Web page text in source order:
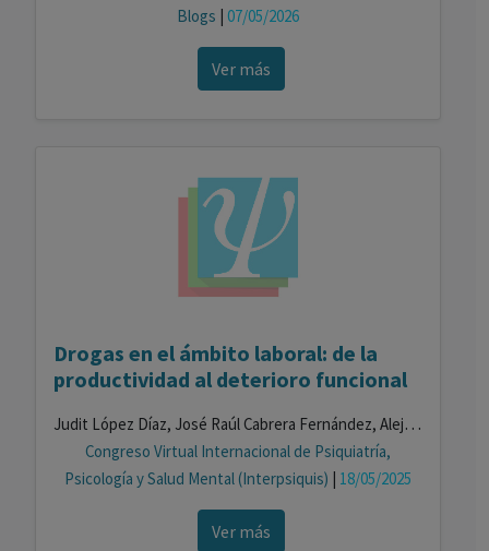
Blogs | 07/05/2026
Ver más
Drogas en el ámbito laboral: de la
productividad al deterioro funcional
Judit López Díaz, José Raúl Cabrera Fernández, Alejandro Marcos Rodríguez, Celia Morales Torres
Congreso Virtual Internacional de Psiquiatría,
Psicología y Salud Mental (Interpsiquis) | 18/05/2025
Ver más